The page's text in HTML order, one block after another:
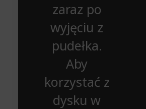
zaraz po
wyjęciu z
pudełka.
Aby
korzystać z
dysku w